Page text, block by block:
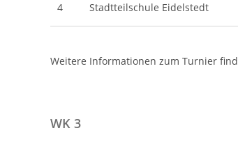
4 Stadtteilschule Eidelstedt
Weitere Informationen zum Turnier
WK 3